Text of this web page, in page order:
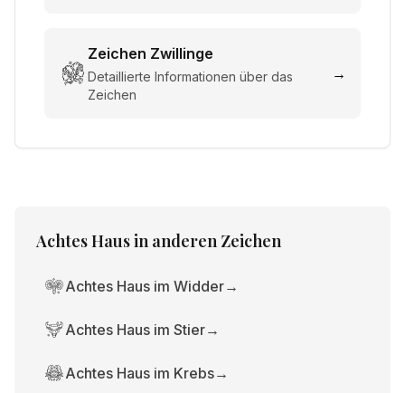
Zeichen Zwillinge
Detaillierte Informationen über das
Zeichen
→
Achtes Hausin anderen Zeichen
Achtes Haus im Widder→
Achtes Haus im Stier→
Achtes Haus im Krebs→